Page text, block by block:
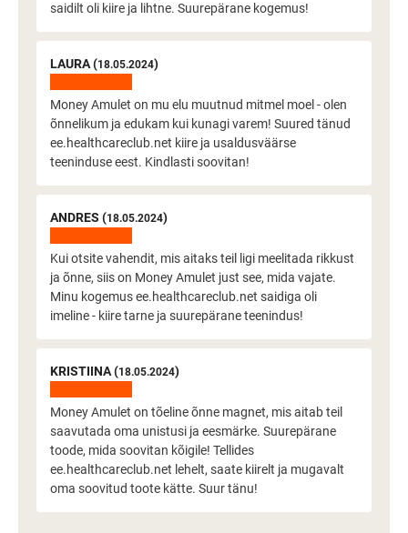
saidilt oli kiire ja lihtne. Suurepärane kogemus!
LAURA (18.05.2024)
Money Amulet on mu elu muutnud mitmel moel - olen
õnnelikum ja edukam kui kunagi varem! Suured tänud
ee.healthcareclub.net kiire ja usaldusväärse
teeninduse eest. Kindlasti soovitan!
ANDRES (18.05.2024)
Kui otsite vahendit, mis aitaks teil ligi meelitada rikkust
ja õnne, siis on Money Amulet just see, mida vajate.
Minu kogemus ee.healthcareclub.net saidiga oli
imeline - kiire tarne ja suurepärane teenindus!
KRISTIINA (18.05.2024)
Money Amulet on tõeline õnne magnet, mis aitab teil
saavutada oma unistusi ja eesmärke. Suurepärane
toode, mida soovitan kõigile! Tellides
ee.healthcareclub.net lehelt, saate kiirelt ja mugavalt
oma soovitud toote kätte. Suur tänu!